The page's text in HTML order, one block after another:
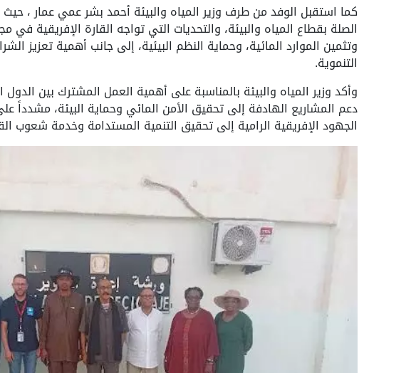
كما استقبل الوفد من طرف وزير المياه والبيئة أحمد بشر عمي عمار ،
الصلة بقطاع المياه والبيئة، والتحديات التي تواجه القارة الإفريقية في
وتثمين الموارد المائية، وحماية النظم البيئية، إلى جانب أهمية تعزيز
التنموية.
وأكد وزير المياه والبيئة بالمناسبة على أهمية العمل المشترك بين
دعم المشاريع الهادفة إلى تحقيق الأمن المائي وحماية البيئة، مشدداً
الجهود الإفريقية الرامية إلى تحقيق التنمية المستدامة وخدمة شعوب